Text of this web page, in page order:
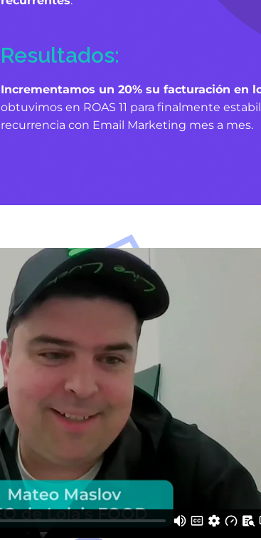
Resultados:
Incrementamos un 20% su facturación en
obtuvimos en ROAS 11 para finalmente
recurrencia con Email Marketing mes a mes.